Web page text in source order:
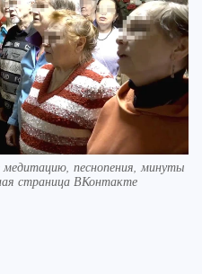
песнопения, минуты
страница ВКонтакте